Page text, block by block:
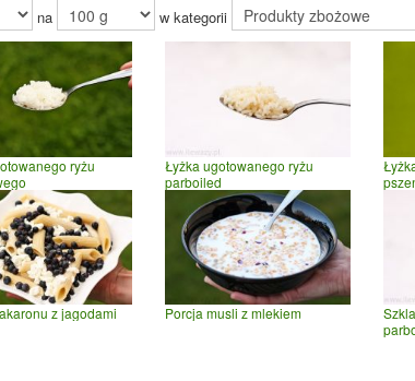
na w kategorii
ryżu
Łyżka ugotowanego ryżu
parboiled
z jagodami Porcja musli z mlekiem